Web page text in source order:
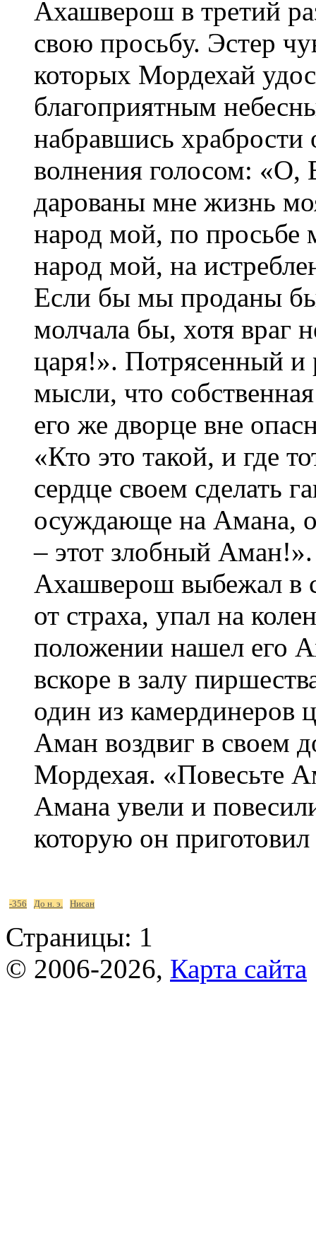
Ахашверош в третий
свою просьбу. Эстер
которых Мордехай
благоприятным
набравшись
волнения голосом: «О,
дарованы мне жизнь
народ мой, по
народ мой, на
Если бы мы проданы
молчала бы, хотя враг
царя!». Потрясенный и
мысли, что
его же дворце вне
«Кто это такой, и где
сердце своем сделать
осуждающе на Амана,
– этот злобный
Ахашверош выбежал в
от страха, упал на
положении нашел его
вскоре в залу
один из камердинеров
Аман воздвиг в своем
Мордехая. «Повесьте
Амана увели и
которую он
-356 До н. э. Нисан
Страницы: 1
© 2006-2026, Карта сайта